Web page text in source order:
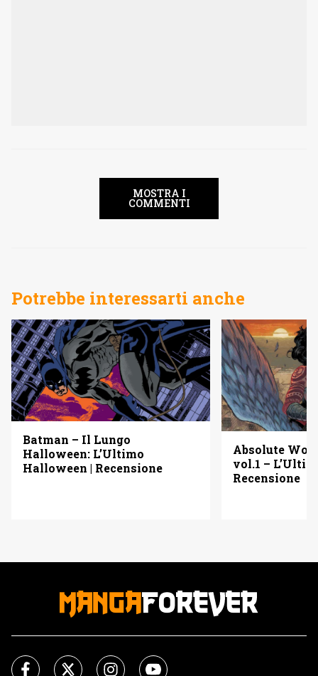
MOSTRA I
COMMENTI
Potrebbe interessarti anche
Batman – Il Lungo
Halloween: L’Ultimo
Halloween | Recensione
Absolute
vol.1 –
Recensione